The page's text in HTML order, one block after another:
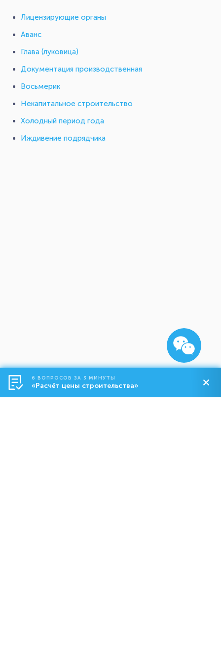
Лицензирующие органы
Аванс
Глава (луковица)
Документация производственная
Восьмерик
Некапитальное строительство
Холодный период года
Иждивение подрядчика
6 ВОПРОСОВ ЗА 3 МИНУТЫ
«Расчёт цены строительства»